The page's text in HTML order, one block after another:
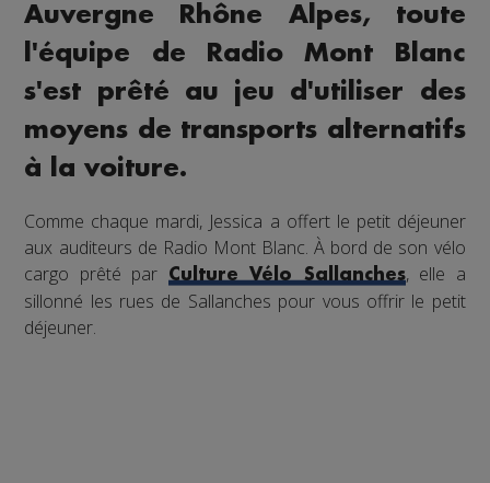
Auvergne Rhône Alpes, toute
l'équipe de Radio Mont Blanc
s'est prêté au jeu d'utiliser des
moyens de transports alternatifs
à la voiture.
Comme chaque mardi, Jessica a offert le petit déjeuner
aux auditeurs de Radio Mont Blanc. À bord de son vélo
cargo prêté par
Culture Vélo Sallanches, elle a
sillonné les rues de Sallanches pour vous offrir le petit
déjeuner.